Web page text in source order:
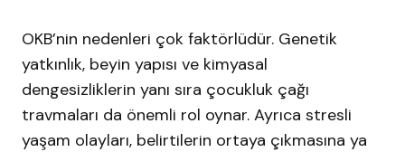
OKB’nin nedenleri çok faktörlüdür. Genetik
yatkınlık, beyin yapısı ve kimyasal
dengesizliklerin yanı sıra çocukluk çağı
travmaları da önemli rol oynar. Ayrıca stresli
yaşam olayları, belirtilerin ortaya çıkmasına ya